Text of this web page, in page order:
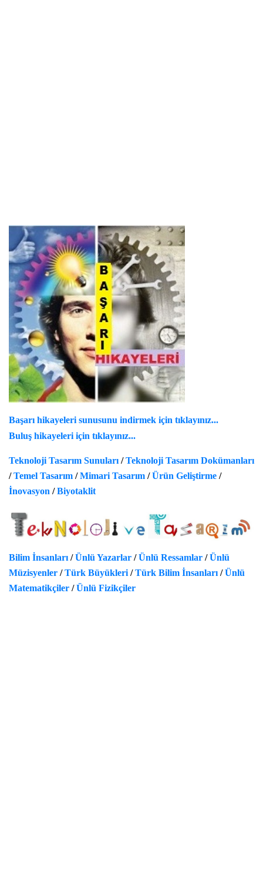
Başarı hikayeleri sunusunu indirmek için tıklayınız...
Buluş hikayeleri için tıklayınız...
Teknoloji Tasarım Sunuları /Teknoloji Tasarım Dokümanları
/Temel Tasarım /Mimari Tasarım /Ürün Geliştirme /
İnovasyon /Biyotaklit
Bilim İnsanları /Ünlü Yazarlar /Ünlü Ressamlar /Ünlü
Müzisyenler /Türk Büyükleri /Türk Bilim İnsanları /Ünlü
Matematikçiler /Ünlü Fizikçiler